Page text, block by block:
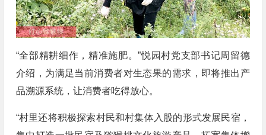
“全部精耕细作，精准施肥。”悦园村党支部书记周留德
介绍，为满足当前消费者对生态果的需求，即将推出产
品溯源系统，让消费者吃得放心。
“村里还将积极探索村民和村集体入股的形式发展民宿，